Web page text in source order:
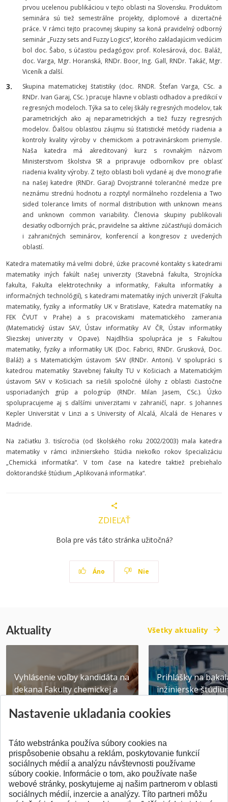
prvou ucelenou publikáciou v tejto oblasti na Slovensku. Produktom
seminára sú tiež semestrálne projekty, diplomové a dizertačné
práce. V rámci tejto pracovnej skupiny sa koná pravidelný odborný
seminár „Fuzzy sets and Fuzzy Logics“, ktorého zakladajúcim vedúcim
bol doc. Šabo, s účasťou pedagógov: prof. Kolesárová, doc. Baláž,
doc. Varga, Mgr. Horanská, RNDr. Boor, Ing. Gall, RNDr. Takáč, Mgr.
Viceník a ďalší.
Skupina matematickej štatistiky (doc. RNDR. Štefan Varga, CSc. a
RNDr. Ivan Garaj, CSc. ) pracuje hlavne v oblasti odhadov a predikcií v
regresných modeloch. Týka sa to celej škály regresných modelov, tak
parametrických ako aj neparametrických a tiež fuzzy regresných
modelov. Ďalšou oblasťou záujmu sú štatistické metódy riadenia a
kontroly kvality výroby v chemickom a potravinárskom priemysle.
Naša katedra má akreditovaný kurz s rovnakým názvom
Ministerstvom školstva SR a pripravuje odborníkov pre oblasť
riadenia kvality výroby. Z tejto oblasti boli vydané aj dve monografie
na našej katedre (RNDr. Garaj) Dvojstranné tolerančné medze pre
neznámu strednú hodnotu a rozptyl normálneho rozdelenia a Two
sided tolerance limits of normal distribution with unknown means
and unknown common variability. Členovia skupiny publikovali
desiatky odborných prác, pravidelne sa aktívne zúčastňujú domácich
i zahraničných seminárov, konferencií a kongresov z uvedených
oblastí.
Katedra matematiky má veľmi dobré, úzke pracovné kontakty s katedrami
matematiky iných fakúlt našej univerzity (Stavebná fakulta, Strojnícka
fakulta, Fakulta elektrotechniky a informatiky, Fakulta informatiky a
informačných technológií), s katedrami matematiky iných univerzít (Fakulta
matematiky, fyziky a informatiky UK v Bratislave, Katedra matematiky na
FEK ČVUT v Prahe) a s pracoviskami matematického zamerania
(Matematický ústav SAV, Ústav informatiky AV ČR, Ústav informatiky
Sliezskej univerzity v Opave). Najdlhšia spolupráca je s Fakultou
matematiky, fyziky a informatiky UK (Doc. Fabrici, RNDr. Grusková, Doc.
Baláž) a s Matematickým ústavom SAV (RNDr. Antoni). V spolupráci s
katedrou matematiky Stavebnej fakulty TU v Košiciach a Matematickým
ústavom SAV v Košiciach sa riešili spoločné úlohy z oblasti čiastočne
usporiadaných grúp a pologrúp (RNDr. Milan Jasem, CSc.). Úzko
spolupracujeme aj s ďalšími univerzitami v zahraničí, napr. s Johannes
Kepler Universität v Linzi a s University of Alcalá, Alcalá de Henares v
Madride.
Na začiatku 3. tisícročia (od školského roku 2002/2003) mala katedra
matematiky v rámci inžinierskeho štúdia niekoľko rokov špecializáciu
„Chemická informatika“. V tom čase na katedre taktiež prebiehalo
doktorandské štúdium „Aplikovaná informatika“.
ZDIEĽAŤ
Bola pre vás táto stránka užitočná?
Áno Nie
Aktuality Všetky aktuality
Vyhlásenie voľby kandidáta na
dekana Fakulty chemickej a
Publikované 31.07.2026
Prihlášky na
inžinierske
Publikované
SPÄŤ NA VRCH
Nastavenie ukladania cookies
Táto webstránka používa súbory cookies na
prispôsobenie obsahu a reklám, poskytovanie funkcií
sociálnych médií a analýzu návštevnosti používame
súbory cookie. Informácie o tom, ako používate naše
webové stránky, poskytujeme aj našim partnerom v oblasti
sociálnych médií, inzercie a analýzy. Títo partneri môžu